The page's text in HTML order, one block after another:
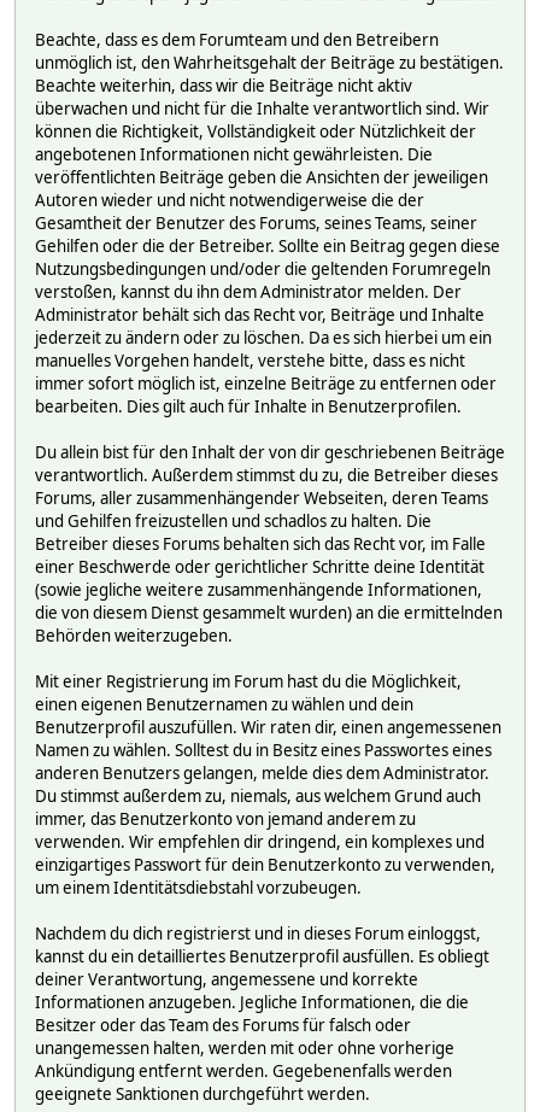
Beachte, dass es dem Forumteam und den Betreibern
unmöglich ist, den Wahrheitsgehalt der Beiträge zu bestätigen.
Beachte weiterhin, dass wir die Beiträge nicht aktiv
überwachen und nicht für die Inhalte verantwortlich sind. Wir
können die Richtigkeit, Vollständigkeit oder Nützlichkeit der
angebotenen Informationen nicht gewährleisten. Die
veröffentlichten Beiträge geben die Ansichten der jeweiligen
Autoren wieder und nicht notwendigerweise die der
Gesamtheit der Benutzer des Forums, seines Teams, seiner
Gehilfen oder die der Betreiber. Sollte ein Beitrag gegen diese
Nutzungsbedingungen und/oder die geltenden Forumregeln
verstoßen, kannst du ihn dem Administrator melden. Der
Administrator behält sich das Recht vor, Beiträge und Inhalte
jederzeit zu ändern oder zu löschen. Da es sich hierbei um ein
manuelles Vorgehen handelt, verstehe bitte, dass es nicht
immer sofort möglich ist, einzelne Beiträge zu entfernen oder
bearbeiten. Dies gilt auch für Inhalte in Benutzerprofilen.
Du allein bist für den Inhalt der von dir geschriebenen Beiträge
verantwortlich. Außerdem stimmst du zu, die Betreiber dieses
Forums, aller zusammenhängender Webseiten, deren Teams
und Gehilfen freizustellen und schadlos zu halten. Die
Betreiber dieses Forums behalten sich das Recht vor, im Falle
einer Beschwerde oder gerichtlicher Schritte deine Identität
(sowie jegliche weitere zusammenhängende Informationen,
die von diesem Dienst gesammelt wurden) an die ermittelnden
Behörden weiterzugeben.
Mit einer Registrierung im Forum hast du die Möglichkeit,
einen eigenen Benutzernamen zu wählen und dein
Benutzerprofil auszufüllen. Wir raten dir, einen angemessenen
Namen zu wählen. Solltest du in Besitz eines Passwortes eines
anderen Benutzers gelangen, melde dies dem Administrator.
Du stimmst außerdem zu, niemals, aus welchem Grund auch
immer, das Benutzerkonto von jemand anderem zu
verwenden. Wir empfehlen dir dringend, ein komplexes und
einzigartiges Passwort für dein Benutzerkonto zu verwenden,
um einem Identitätsdiebstahl vorzubeugen.
Nachdem du dich registrierst und in dieses Forum einloggst,
kannst du ein detailliertes Benutzerprofil ausfüllen. Es obliegt
deiner Verantwortung, angemessene und korrekte
Informationen anzugeben. Jegliche Informationen, die die
Besitzer oder das Team des Forums für falsch oder
unangemessen halten, werden mit oder ohne vorherige
Ankündigung entfernt werden. Gegebenenfalls werden
geeignete Sanktionen durchgeführt werden.